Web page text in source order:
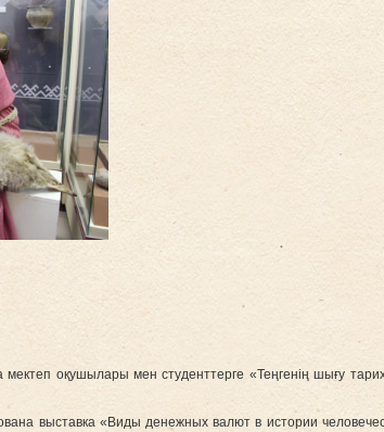
оқушылары мен студенттерге «Теңгенің шығу
выставка «Виды денежных валют в истории